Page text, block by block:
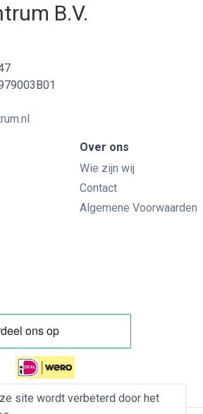
B.V.
Over ons
Wie zijn wij
Contact
Algemene Voorwaarden
site wordt verbeterd door het